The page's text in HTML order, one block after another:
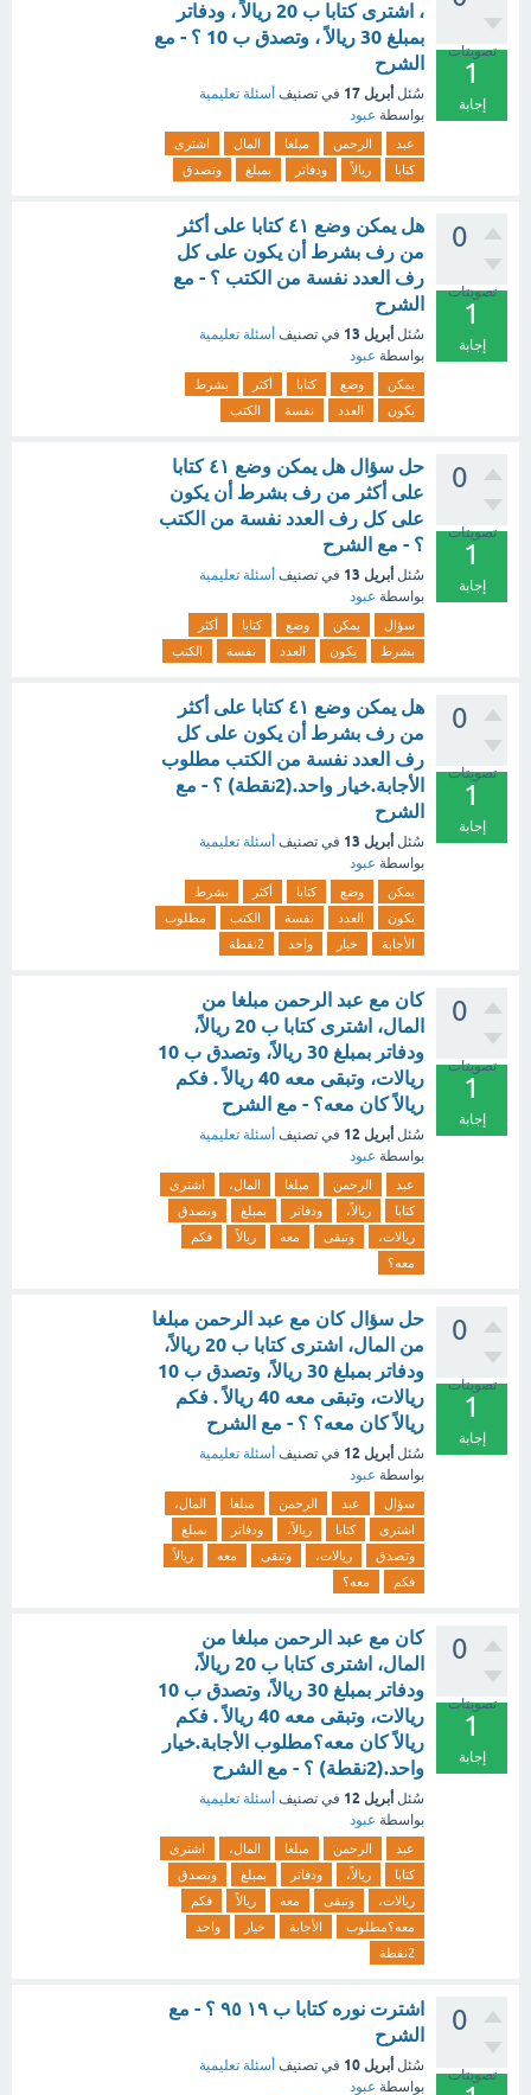
تصويتات
1
إجابة
، اشترى كتابا ب 20 ريالاً ، ودفاتر
بمبلغ 30 ريالاً ، وتصدق ب 10 ؟ - مع
الشرح
سُئل أبريل 17 في تصنيف أسئلة تعليمية
بواسطة عبود
عبد الرحمن مبلغا المال
اشترى
كتابا
ريالاً ودفاتر بمبلغ وتصدق
0
تصويتات
1
إجابة
هل يمكن وضع ٤١ كتابا على أكثر
من رف بشرط أن يكون على كل
رف العدد نفسة من الكتب ؟ - مع
الشرح
سُئل أبريل 13 في تصنيف أسئلة تعليمية
بواسطة عبود
يمكن وضع كتابا أكثر
بشرط
يكون
العدد نفسة الكتب
0
تصويتات
1
إجابة
حل سؤال هل يمكن وضع ٤١ كتابا
على أكثر من رف بشرط أن يكون
على كل رف العدد نفسة من الكتب
؟ - مع الشرح
سُئل أبريل 13 في تصنيف أسئلة تعليمية
بواسطة عبود
سؤال يمكن وضع كتابا
أكثر
بشرط
يكون العدد نفسة الكتب
0
تصويتات
1
إجابة
هل يمكن وضع ٤١ كتابا على أكثر
من رف بشرط أن يكون على كل
رف العدد نفسة من الكتب مطلوب
الأجابة.خيار واحد.(2نقطة) ؟ - مع
الشرح
سُئل أبريل 13 في تصنيف أسئلة تعليمية
بواسطة عبود
يمكن وضع كتابا أكثر
بشرط
يكون
العدد نفسة الكتب
مطلوب
الأجابة
خيار واحد 2نقطة
0
تصويتات
1
إجابة
كان مع عبد الرحمن مبلغا من
المال، اشترى كتابا ب 20 ريالاً،
ودفاتر بمبلغ 30 ريالاً، وتصدق ب 10
ريالات، وتبقى معه 40 ريالاً . فكم
ريالاً كان معه؟ - مع الشرح
سُئل أبريل 12 في تصنيف أسئلة تعليمية
بواسطة عبود
عبد الرحمن مبلغا المال،
اشترى
كتابا
ريالاً، ودفاتر بمبلغ
وتصدق
ريالات،
وتبقى معه ريالاً
فكم
معه؟
0
تصويتات
1
إجابة
حل سؤال كان مع عبد الرحمن مبلغا
من المال، اشترى كتابا ب 20 ريالاً،
ودفاتر بمبلغ 30 ريالاً، وتصدق ب 10
ريالات، وتبقى معه 40 ريالاً . فكم
ريالاً كان معه؟ ؟ - مع الشرح
سُئل أبريل 12 في تصنيف أسئلة تعليمية
بواسطة عبود
سؤال عبد الرحمن مبلغا
المال،
اشترى
كتابا ريالاً، ودفاتر
بمبلغ
وتصدق
ريالات، وتبقى معه
ريالاً
فكم
معه؟
0
تصويتات
1
إجابة
كان مع عبد الرحمن مبلغا من
المال، اشترى كتابا ب 20 ريالاً،
ودفاتر بمبلغ 30 ريالاً، وتصدق ب 10
ريالات، وتبقى معه 40 ريالاً . فكم
ريالاً كان معه؟مطلوب الأجابة.خيار
واحد.(2نقطة) ؟ - مع الشرح
سُئل أبريل 12 في تصنيف أسئلة تعليمية
بواسطة عبود
عبد الرحمن مبلغا المال،
اشترى
كتابا
ريالاً، ودفاتر بمبلغ
وتصدق
ريالات،
وتبقى معه ريالاً
فكم
معه؟مطلوب
الأجابة خيار
واحد
2نقطة
0
تصويتات
اشترت نوره كتابا ب ١٩ ٩٥ ؟ - مع
الشرح
سُئل أبريل 10 في تصنيف أسئلة تعليمية
بواسطة عبود